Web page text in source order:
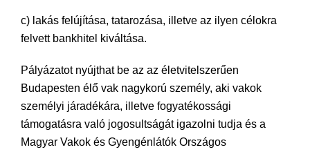
c) lakás felújítása, tatarozása, illetve az ilyen célokra
felvett bankhitel kiváltása.
Pályázatot nyújthat be az az életvitelszerűen
Budapesten élő vak nagykorú személy, aki vakok
személyi járadékára, illetve fogyatékossági
támogatásra való jogosultságát igazolni tudja és a
Magyar Vakok és Gyengénlátók Országos